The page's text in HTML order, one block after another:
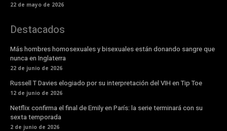
22 de mayo de 2026
Destacados
Más hombres homosexuales y bisexuales están donando sangre que
nunca en Inglaterra
22 de junio de 2026
Russell T Davies elogiado por su interpretación del VIH en Tip Toe
12 de junio de 2026
Netflix confirma el final de Emily en París: la serie terminará con su
sexta temporada
2 de junio de 2026